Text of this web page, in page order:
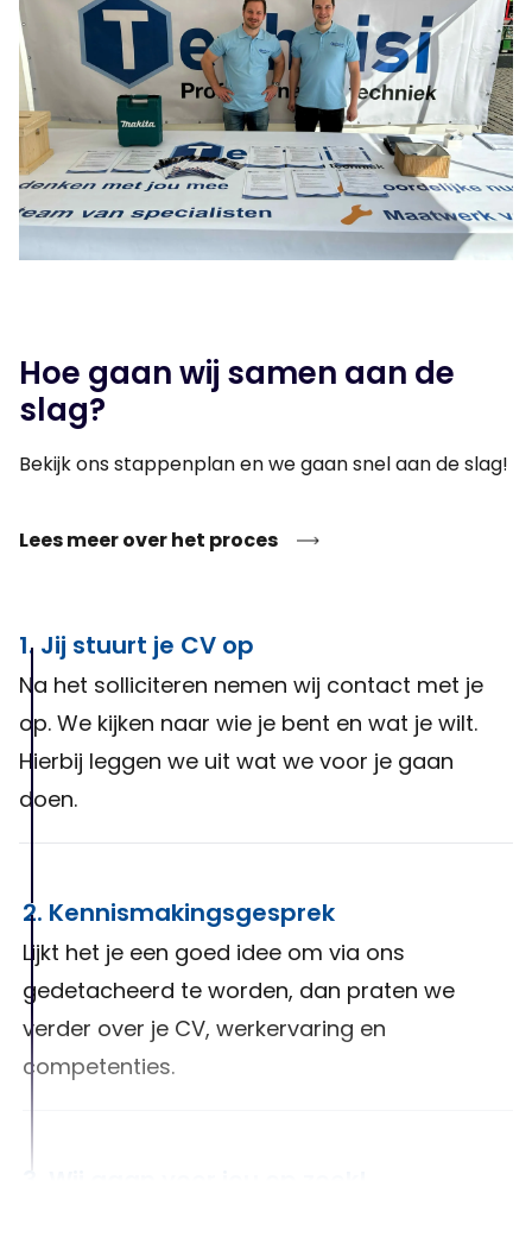
Hoe gaan wij samen aan de
slag?
Bekijk ons stappenplan en we gaan snel aan de slag!
Lees meer over het proces
1. Jij stuurt je CV op
Na het solliciteren nemen wij contact met je
op. We kijken naar wie je bent en wat je wilt.
Hierbij leggen we uit wat we voor je gaan
doen.
2. Kennismakingsgesprek
Lijkt het je een goed idee om via ons
gedetacheerd te worden, dan praten we
verder over je CV, werkervaring en
competenties.